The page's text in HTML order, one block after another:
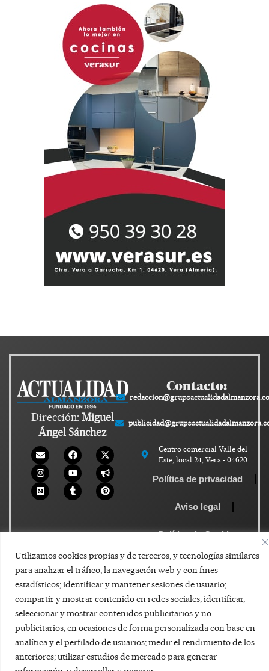
Utilizamos cookies propias y de terceros, y tecnologías similares
para analizar el tráfico, la navegación web y con fines
estadísticos; identificar y mantener sesiones de usuario;
compartir y mostrar contenido en redes sociales; identificar,
seleccionar y mostrar contenidos publicitarios y no
publicitarios, en ocasiones de forma personalizada con base en
analítica y el perfilado de usuarios; medir el rendimiento de los
anteriores; utilizar estudios de mercado para generar
Dirección: Miguel
Ángel Sánchez
Contacto:
Centro comercial Valle del
Este, local 24, Vera - 04620
Política de privacidad
Aviso legal
Política de Cookies